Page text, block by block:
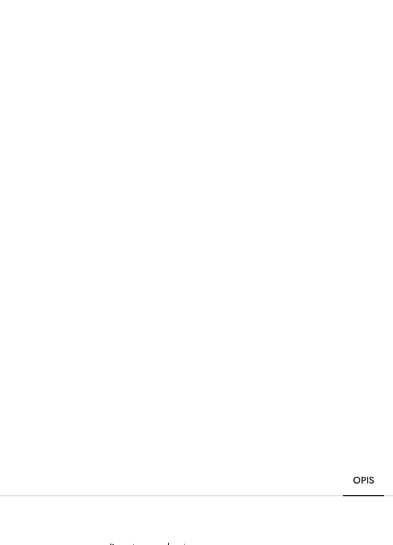
OPIS